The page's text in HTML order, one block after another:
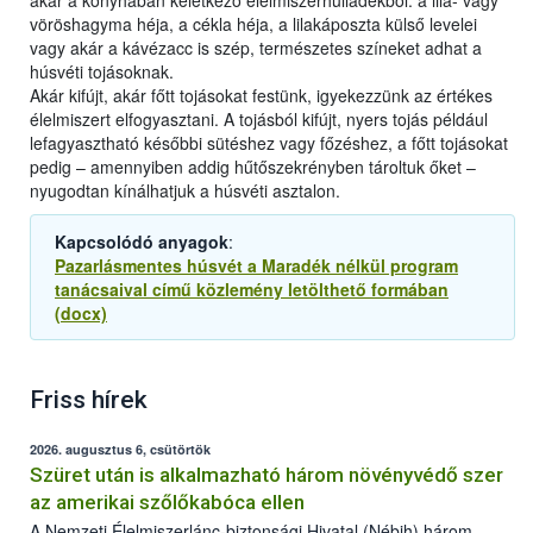
vöröshagyma héja, a cékla héja, a lilakáposzta külső levelei
vagy akár a kávézacc is szép, természetes színeket adhat a
húsvéti tojásoknak.
Akár kifújt, akár főtt tojásokat festünk, igyekezzünk az értékes
élelmiszert elfogyasztani. A tojásból kifújt, nyers tojás például
lefagyasztható későbbi sütéshez vagy főzéshez, a főtt tojásokat
pedig – amennyiben addig hűtőszekrényben tároltuk őket –
nyugodtan kínálhatjuk a húsvéti asztalon.
Kapcsolódó anyagok:
Pazarlásmentes húsvét a Maradék nélkül program
tanácsaival című közlemény letölthető formában
(docx)
Friss hírek
2026. augusztus 6, csütörtök
Szüret után is alkalmazható három növényvédő szer
az amerikai szőlőkabóca ellen